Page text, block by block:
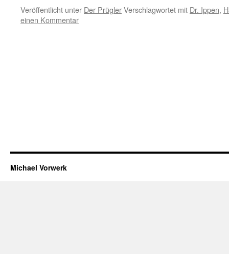
Veröffentlicht unter Der PrüglerVerschlagwortet mit Dr. Ippen,
einen Kommentar
Michael Vorwerk